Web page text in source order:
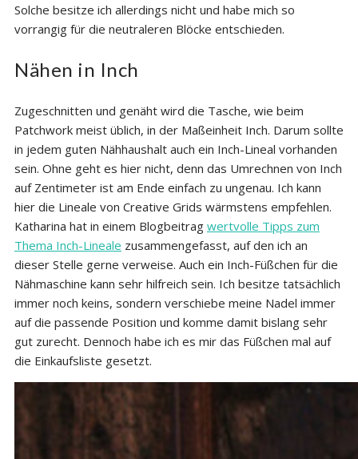
Solche besitze ich allerdings nicht und habe mich so
vorrangig für die neutraleren Blöcke entschieden.
Nähen in Inch
Zugeschnitten und genäht wird die Tasche, wie beim
Patchwork meist üblich, in der Maßeinheit Inch. Darum sollte
in jedem guten Nähhaushalt auch ein Inch-Lineal vorhanden
sein. Ohne geht es hier nicht, denn das Umrechnen von Inch
auf Zentimeter ist am Ende einfach zu ungenau. Ich kann
hier die Lineale von Creative Grids wärmstens empfehlen.
Katharina hat in einem Blogbeitrag wertvolle Tipps zum
Thema Inch-Lineale zusammengefasst, auf den ich an
dieser Stelle gerne verweise. Auch ein Inch-Füßchen für die
Nähmaschine kann sehr hilfreich sein. Ich besitze tatsächlich
immer noch keins, sondern verschiebe meine Nadel immer
auf die passende Position und komme damit bislang sehr
gut zurecht. Dennoch habe ich es mir das Füßchen mal auf
die Einkaufsliste gesetzt.